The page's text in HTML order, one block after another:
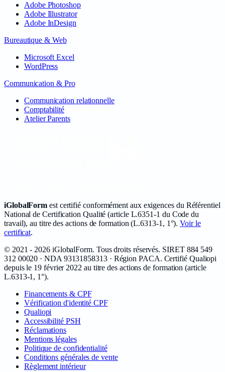
Adobe Photoshop
Adobe Illustrator
Adobe InDesign
Bureautique & Web
Microsoft Excel
WordPress
Communication & Pro
Communication relationnelle
Comptabilité
Atelier Parents
iGlobalForm est certifié conformément aux exigences du Référentiel
National de Certification Qualité (article L.6351-1 du Code du
travail), au titre des actions de formation (L.6313-1, 1°). Voir le
certificat.
© 2021 - 2026 iGlobalForm. Tous droits réservés. SIRET 884 549
312 00020 · NDA 93131858313· Région PACA. Certifié Qualiopi
depuis le 19 février 2022 au titre des actions de formation (article
L.6313-1, 1°).
Financements & CPF
Vérification d'identité CPF
Qualiopi
Accessibilité PSH
Réclamations
Mentions légales
Politique de confidentialité
Conditions générales de vente
Règlement intérieur